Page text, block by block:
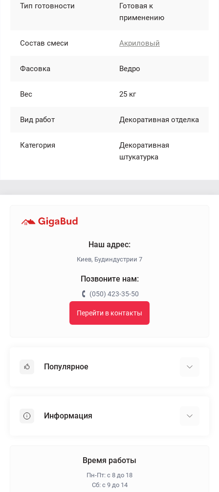
Тип готовности
Готовая к
применению
Состав смеси Акриловый
Фасовка Ведро
Вес 25 кг
Вид работ Декоративная отделка
Категория
Декоративная
штукатурка
Наш адрес:
Киев, Будиндустрии 7
Позвоните нам:
(050) 423-35-50
Перейти в контакты
Популярное
Пенопласт
Информация
Время работы
Пн-Пт: с 8 до 18
Сб: с 9 до 14